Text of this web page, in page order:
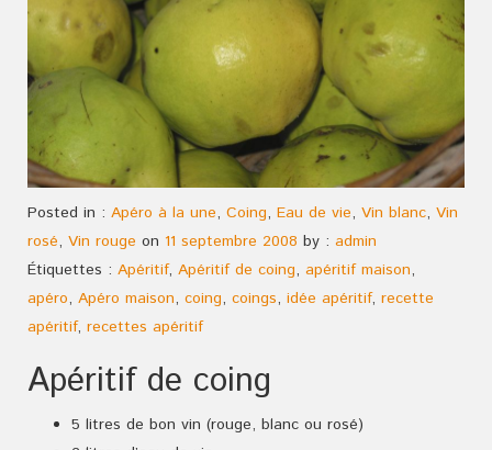
Posted in : Apéro à la une, Coing, Eau de vie, Vin blanc, Vin
rosé, Vin rouge on 11 septembre 2008 by : admin
Étiquettes : Apéritif, Apéritif de coing, apéritif maison,
apéro, Apéro maison, coing, coings, idée apéritif, recette
apéritif, recettes apéritif
Apéritif de coing
5 litres de bon vin (rouge, blanc ou rosé)